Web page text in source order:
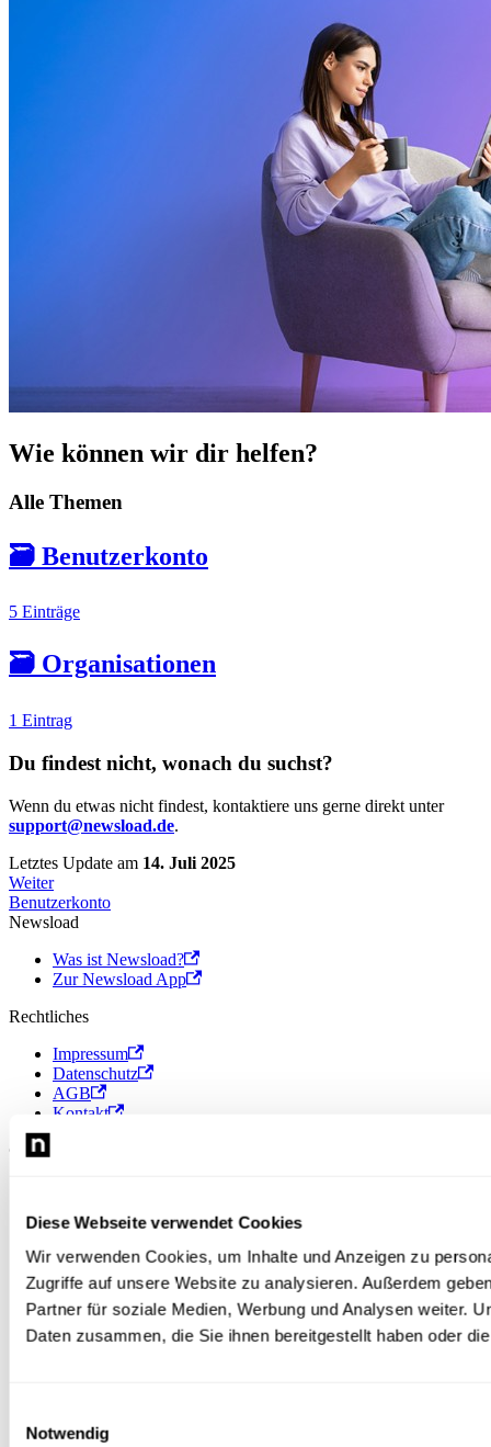
Diese Webseite verwendet Cookies
Wir verwenden Cookies, um Inhalte und Anzeigen zu
Zugriffe auf unsere Website zu analysieren. Außerdem
Partner für soziale Medien, Werbung und Analysen weiter.
Daten zusammen, die Sie ihnen bereitgestellt haben oder
Notwendig
Wie können wir dir helfen?
Alle Themen
🗃️ Benutzerkonto
5 Einträge
🗃️ Organisationen
1 Eintrag
Du findest nicht, wonach du suchst?
Wenn du etwas nicht findest, kontaktiere uns gerne direkt unter
support@newsload.de.
Letztes Update am 14. Juli 2025
Weiter
Benutzerkonto
Newsload
Was ist Newsload?
Zur Newsload App
Rechtliches
Impressum
Datenschutz
AGB
Kontakt
© 2026 Newsload, Newsload ist ein Produkt der Contiago GmbH.